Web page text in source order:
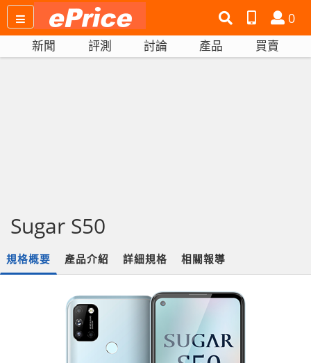
搜
尋
產
品
比
會
員
0
新聞 評測 討論 產品 買賣
Sugar S50
規格概要 產品介紹 詳細規格 相關報導